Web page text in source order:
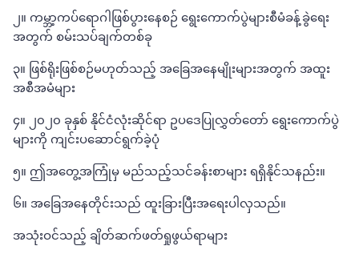
၂။ ကမ္ဘာ့ကပ်ရောဂါဖြစ်ပွားနေစဉ် ရွေးကောက်ပွဲများစီမံခန့်ခွဲရေး
အတွက် စမ်းသပ်ချက်တစ်ခု
၃။ ဖြစ်ရိုးဖြစ်စဉ်မဟုတ်သည့် အခြေအနေမျိုးများအတွက် အထူး
အစီအမံများ
၄။ ၂၀၂၀ ခုနှစ် နိုင်ငံလုံးဆိုင်ရာ ဥပဒေပြုလွှတ်တော် ရွေးကောက်ပွဲ
များကို ကျင်းပဆောင်ရွက်ခဲ့ပုံ
၅။ ဤအတွေ့အကြုံမှ မည်သည့်သင်ခန်းစာများ ရရှိနိုင်သနည်း။
၆။ အခြေအနေတိုင်းသည် ထူးခြားပြီးအရေးပါလှသည်။
အသုံးဝင်သည့် ချိတ်ဆက်ဖတ်ရှုဖွယ်ရာများ